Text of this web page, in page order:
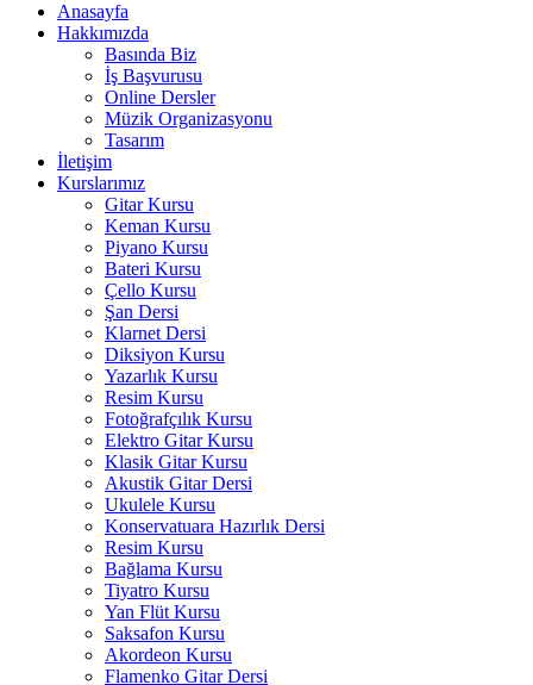
Anasayfa
Hakkımızda
Basında Biz
İş Başvurusu
Online Dersler
Müzik Organizasyonu
Tasarım
İletişim
Kurslarımız
Gitar Kursu
Keman Kursu
Piyano Kursu
Bateri Kursu
Çello Kursu
Şan Dersi
Klarnet Dersi
Diksiyon Kursu
Yazarlık Kursu
Resim Kursu
Fotoğrafçılık Kursu
Elektro Gitar Kursu
Klasik Gitar Kursu
Akustik Gitar Dersi
Ukulele Kursu
Konservatuara Hazırlık Dersi
Resim Kursu
Bağlama Kursu
Tiyatro Kursu
Yan Flüt Kursu
Saksafon Kursu
Akordeon Kursu
Flamenko Gitar Dersi